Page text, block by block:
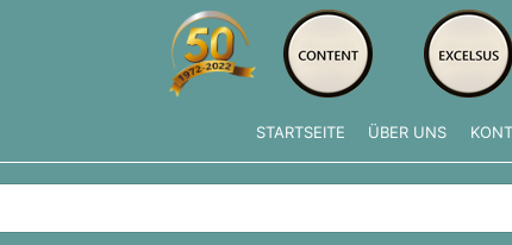
STARTSEITE ÜBER UNS
Sie tippen, erscheinen automatisch erste Ergebnisse.